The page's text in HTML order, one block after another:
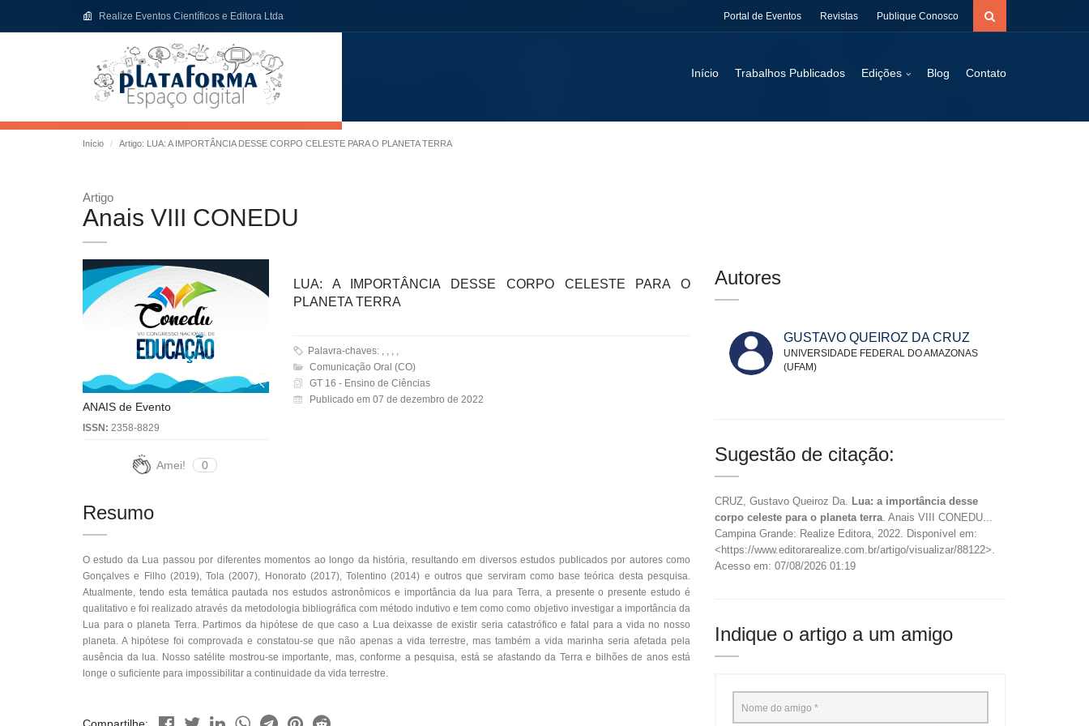
Realize Eventos Científicos e Editora Ltda Portal de Eventos Revistas Publique Conosco
Início Trabalhos Publicados Edições Blog Contato
Início Artigo: LUA: A IMPORTÂNCIA DESSE CORPO CELESTE PARA O PLANETA TERRA
Artigo
Anais VIII CONEDU
ANAIS de Evento
ISSN: 2358-8829
Amei! 0
LUA: A IMPORTÂNCIA DESSE CORPO CELESTE PARA O
PLANETA TERRA
Palavra-chaves: , , , ,
Comunicação Oral (CO)
GT 16 - Ensino de Ciências
Publicado em 07 de dezembro de 2022
Resumo
O estudo da Lua passou por diferentes momentos ao longo da história, resultando em diversos estudos publicados por autores como
Gonçalves e Filho (2019), Tola (2007), Honorato (2017), Tolentino (2014) e outros que serviram como base teórica desta pesquisa.
Atualmente, tendo esta temática pautada nos estudos astronômicos e importância da lua para Terra, a presente o presente estudo é
qualitativo e foi realizado através da metodologia bibliográfica com método indutivo e tem como como objetivo investigar a importância da
Lua para o planeta Terra. Partimos da hipótese de que caso a Lua deixasse de existir seria catastrófico e fatal para a vida no nosso
planeta. A hipótese foi comprovada e constatou-se que não apenas a vida terrestre, mas também a vida marinha seria afetada pela
ausência da lua. Nosso satélite mostrou-se importante, mas, conforme a pesquisa, está se afastando da Terra e bilhões de anos está
longe o suficiente para impossibilitar a continuidade da vida terrestre.
Autores
GUSTAVO QUEIROZ DA CRUZ
UNIVERSIDADE FEDERAL DO AMAZONAS
(UFAM)
Sugestão de citação:
CRUZ, Gustavo Queiroz Da. Lua: a importância desse
corpo celeste para o planeta terra. Anais VIII CONEDU...
Campina Grande: Realize Editora, 2022. Disponível em:
<https://www.editorarealize.com.br/artigo/visualizar/88122>.
Acesso em: 07/08/2026 01:19
Indique o artigo a um amigo